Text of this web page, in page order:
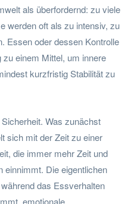
als überfordernd: zu viele
werden oft als zu intensiv, zu
Essen oder dessen Kontrolle
einem Mittel, um innere
kurzfristig Stabilität zu
Was zunächst
sich mit der Zeit zu einer
die immer mehr Zeit und
einnimmt. Die eigentlichen
das Essverhalten
emotionale